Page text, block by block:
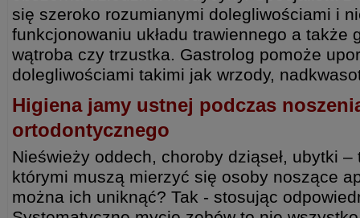
się szeroko rozumianymi dolegliwościami i
funkcjonowaniu układu trawiennego a także
wątroba czy trzustka. Gastrolog pomoże
dolegliwościami takimi jak wrzody,
Higiena jamy ustnej podczas
ortodontycznego
Nieświeży oddech, choroby dziąseł, ubytki
którymi muszą mierzyć się osoby noszące
można ich uniknąć? Tak - stosując